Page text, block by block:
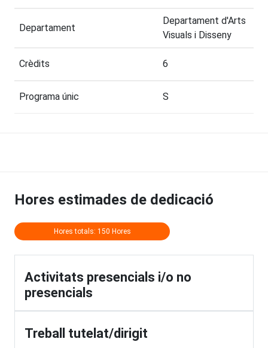
Departament
Departament d'Arts
Visuals i Disseny
Crèdits 6
Programa únic S
Hores estimades de dedicació
Hores totals: 150 Hores
Activitats presencials i/o no
presencials
Treball tutelat/dirigit